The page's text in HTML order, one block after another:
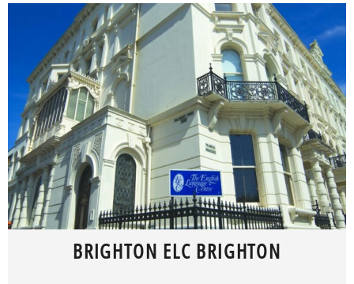
BRIGHTON ELC BRIGHTON